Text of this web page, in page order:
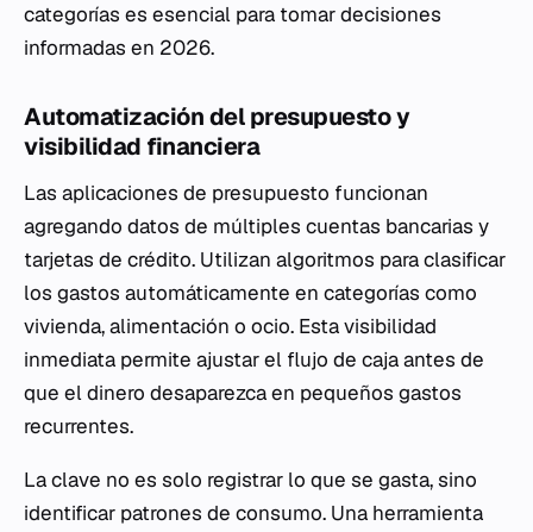
categorías es esencial para tomar decisiones
informadas en 2026.
Automatización del presupuesto y
visibilidad financiera
Las aplicaciones de presupuesto funcionan
agregando datos de múltiples cuentas bancarias y
tarjetas de crédito. Utilizan algoritmos para clasificar
los gastos automáticamente en categorías como
vivienda, alimentación o ocio. Esta visibilidad
inmediata permite ajustar el flujo de caja antes de
que el dinero desaparezca en pequeños gastos
recurrentes.
La clave no es solo registrar lo que se gasta, sino
identificar patrones de consumo. Una herramienta